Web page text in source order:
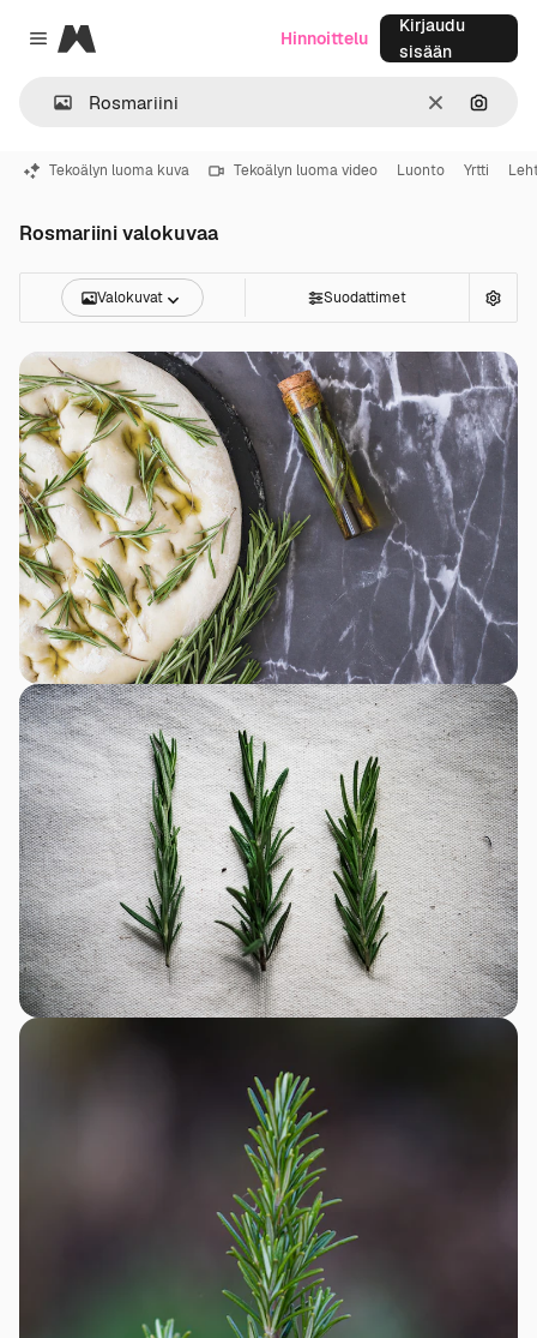
Close menu
Magnific
SelkeäHae
Hinnoittelu
Kirjaudu
sisään
Tekoälyn luoma kuva Tekoälyn luoma video Luonto Yrtti
Rosmariini valokuvaa
Valokuvat Suodattimet